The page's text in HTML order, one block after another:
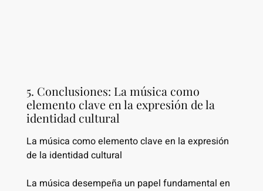
5. Conclusiones: La música como
elemento clave en la expresión de la
identidad cultural
La música como elemento clave en la expresión
de la identidad cultural
La música desempeña un papel fundamental en